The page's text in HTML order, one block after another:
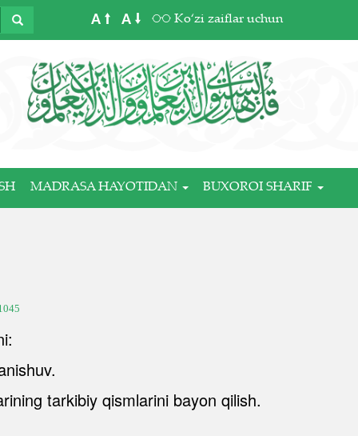
A A Ko‘zi zaiflar uchun
MADRASA HAYOTIDAN BUXOROI SHARIF
tarkibiy qismlarini bayon qilish.